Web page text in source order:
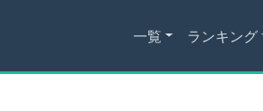
一覧 ランキング